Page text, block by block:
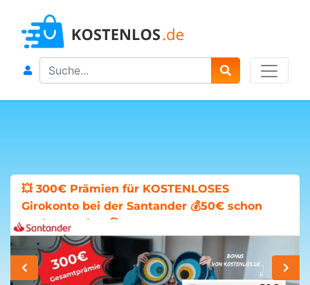
Search
💥 300€ Prämien für KOSTENLOSES
Girokonto bei der Santander 💰50€ schon
nach 1 Woche! 🤑